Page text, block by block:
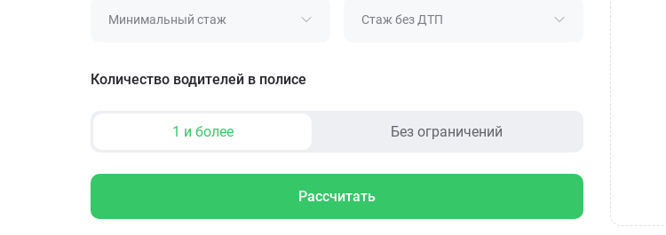
Минимальный стаж Стаж без ДТП
Количество водителей в полисе
1 и более Без ограничений
Рассчитать